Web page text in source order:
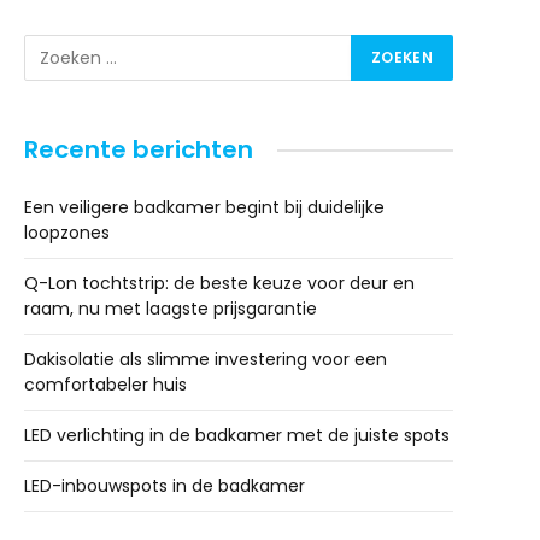
Recente berichten
Een veiligere badkamer begint bij duidelijke
loopzones
Q-Lon tochtstrip: de beste keuze voor deur en
raam, nu met laagste prijsgarantie
Dakisolatie als slimme investering voor een
comfortabeler huis
LED verlichting in de badkamer met de juiste spots
LED-inbouwspots in de badkamer